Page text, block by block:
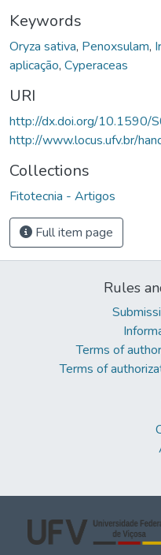
Keywords
Oryza sativa, Penoxsulam,
aplicação, Cyperaceas
URI
http://dx.doi.org/
http://www.locus.ufv.br/
Collections
Fitotecnia - Artigos
Full item page
Rules
Terms of
Terms of